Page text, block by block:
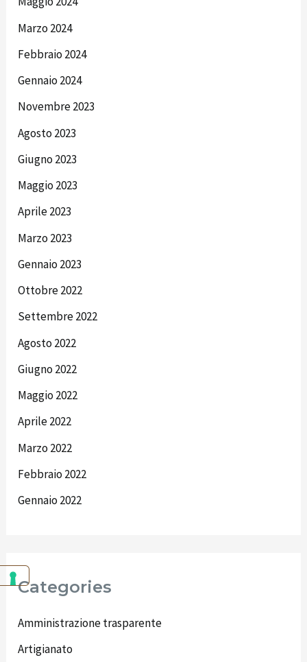
Marzo 2024
Febbraio 2024
Gennaio 2024
Novembre 2023
Agosto 2023
Giugno 2023
Maggio 2023
Aprile 2023
Marzo 2023
Gennaio 2023
Ottobre 2022
Settembre 2022
Agosto 2022
Giugno 2022
Maggio 2022
Aprile 2022
Marzo 2022
Febbraio 2022
Gennaio 2022
Categories
Amministrazione trasparente
Artigianato